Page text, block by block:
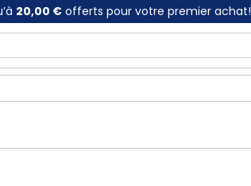
20,00 €offerts pour votre premier achat!